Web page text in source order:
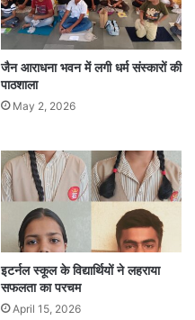
जैन आराधना भवन में लगी धर्म संस्कारों की
पाठशाला
May 2, 2026
इटर्नल स्कूल के विद्यार्थियों ने लहराया
सफलता का परचम
April 15, 2026